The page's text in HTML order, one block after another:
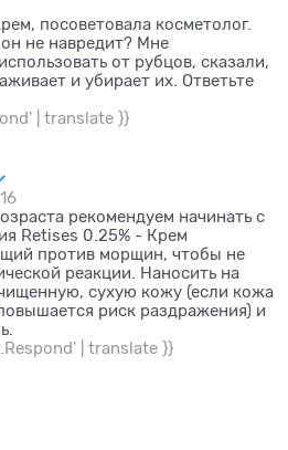
посоветовала косметолог.
не навредит? Мне
от рубцов, сказали,
и убирает их. Ответьте
| translate }}
рекомендуем начинать с
Retises 0.25% - Крем
против морщин, чтобы не
реакции. Наносить на
сухую кожу (если кожа
риск раздражения) и
| translate }}